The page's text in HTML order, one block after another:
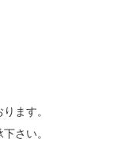
ます。
さい。